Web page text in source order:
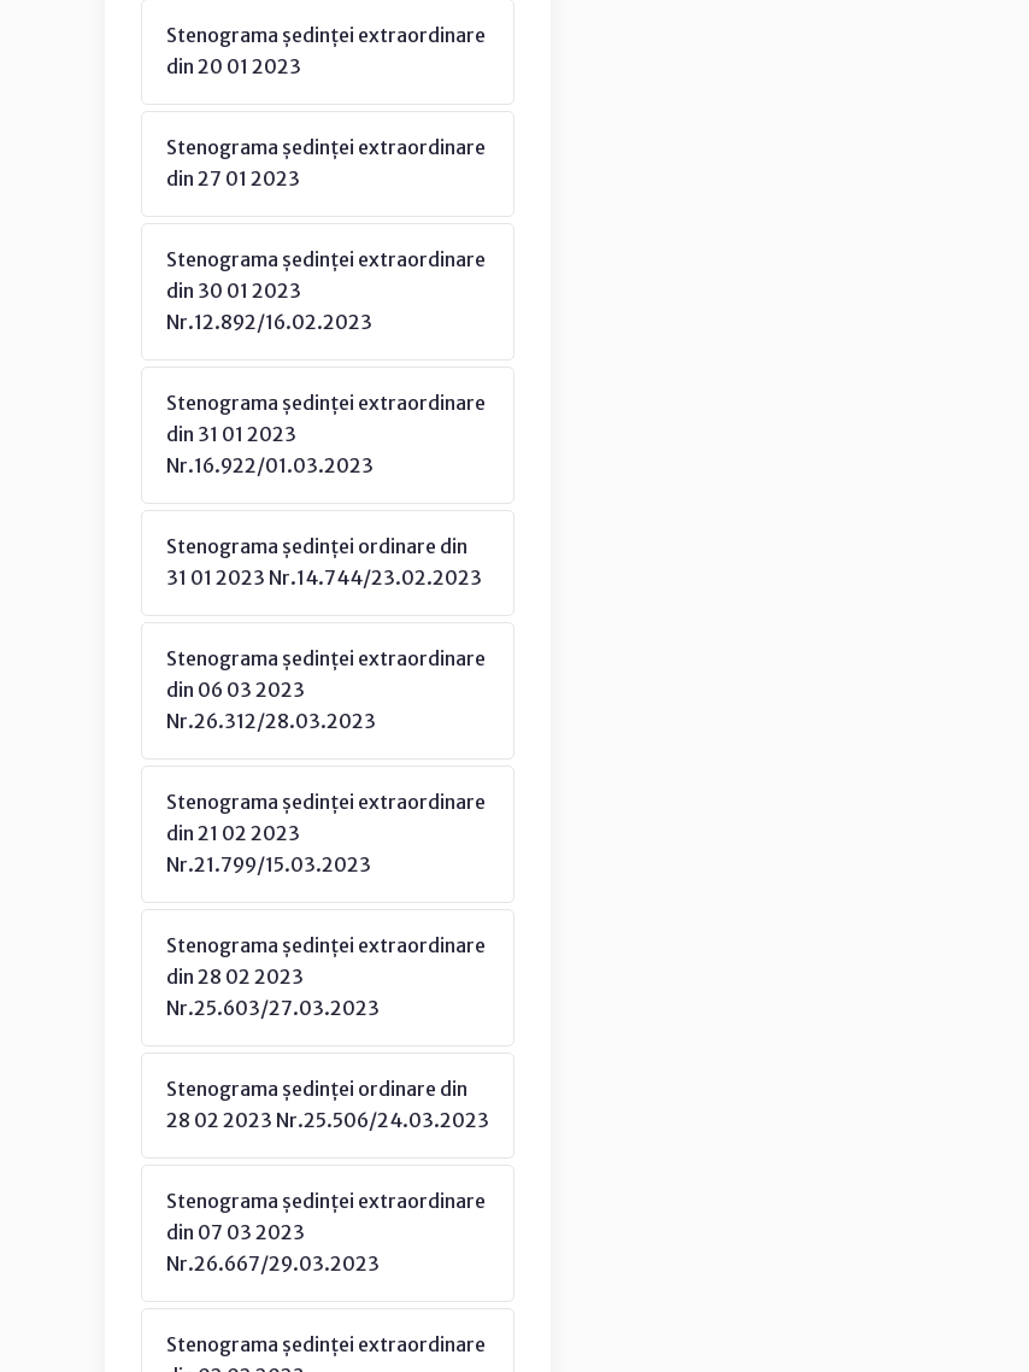
Stenograma ședinței extraordinare
din 20 01 2023
Stenograma ședinței extraordinare
din 27 01 2023
Stenograma ședinței extraordinare
din 30 01 2023
Nr.12.892/16.02.2023
Stenograma ședinței extraordinare
din 31 01 2023
Nr.16.922/01.03.2023
Stenograma ședinței ordinare din
31 01 2023 Nr.14.744/23.02.2023
Stenograma ședinței extraordinare
din 06 03 2023
Nr.26.312/28.03.2023
Stenograma ședinței extraordinare
din 21 02 2023
Nr.21.799/15.03.2023
Stenograma ședinței extraordinare
din 28 02 2023
Nr.25.603/27.03.2023
Stenograma ședinței ordinare din
28 02 2023 Nr.25.506/24.03.2023
Stenograma ședinței extraordinare
din 07 03 2023
Nr.26.667/29.03.2023
Stenograma ședinței extraordinare